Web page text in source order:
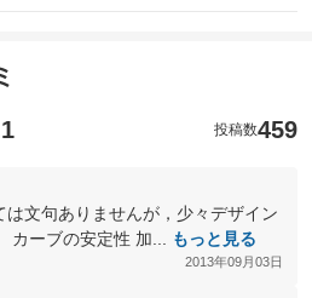
投稿数459
は文句ありませんが，少々デザイン
カーブの安定性 加...
もっと見る
2013年09月03日